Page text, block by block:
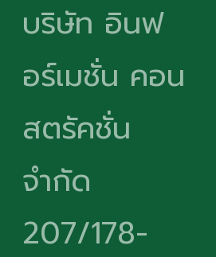
บริษัท อินฟ
อร์เมชั่น คอน
สตรัคชั่น
จำกัด
207/178-